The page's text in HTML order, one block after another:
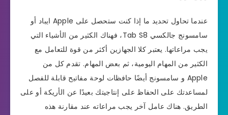
عندما تحاول تحديد ما إذا كنت ستحصل على Apple ايباد أو
سامسونج جالكسي Tab S8، فهناك الكثير من الأشياء التي
يجب مراعاتها. يعتبر كلا الجهازين أكثر من قوة للتعامل مع
الكثير من المهام اليومية، ثم بعض المهام. تقدم كل من
Apple و سامسونج أيضًا حافظات لوحة مفاتيح قابلة للفصل
لمساعدتك على الحفاظ على إنتاجيتك بعيدًا عن الأريكة أو على
الطريق. هناك عامل آخر يجب مراعاته عند مقارنة هذه